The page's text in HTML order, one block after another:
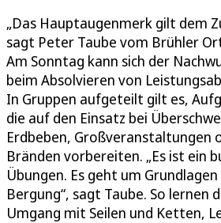
„Das Hauptaugenmerk gilt dem
sagt Peter Taube vom Brühler
Am Sonntag kann sich der
beim Absolvieren von
In Gruppen aufgeteilt gilt es,
die auf den Einsatz bei
Erdbeben, Großveranstaltungen
Bränden vorbereiten. „Es ist ein
Übungen. Es geht um
Bergung“, sagt Taube. So lernen
Umgang mit Seilen und Ketten,